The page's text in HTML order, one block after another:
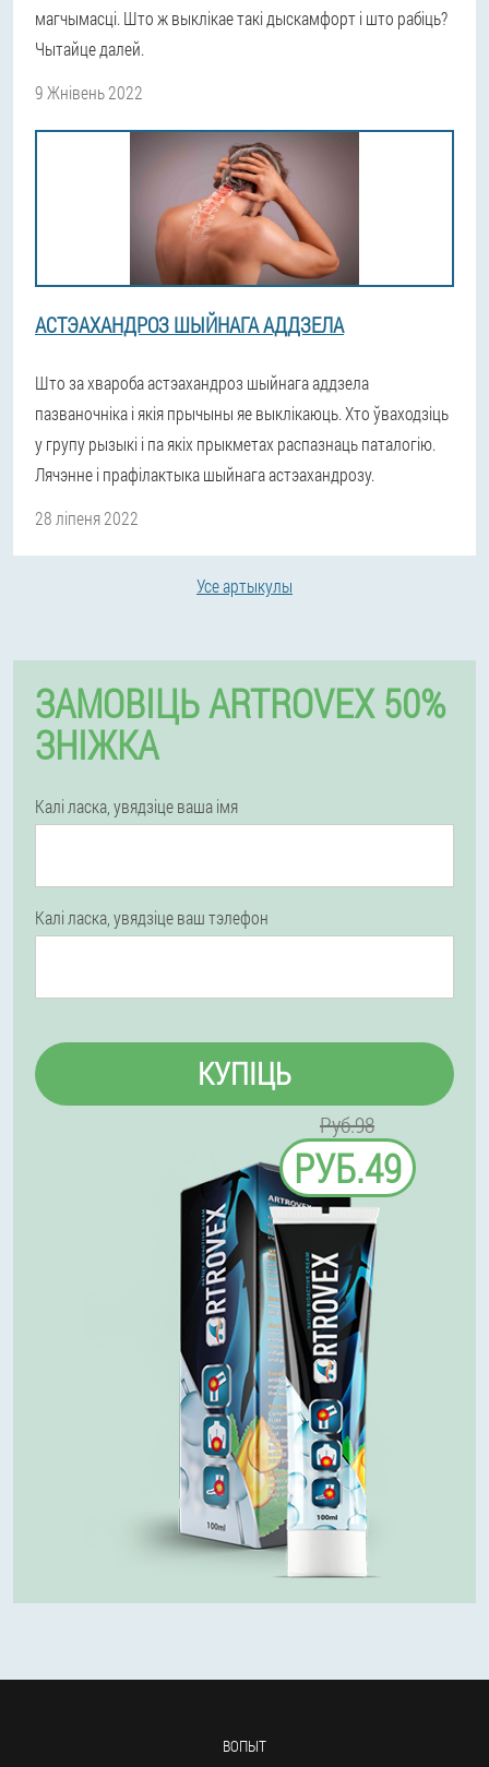
магчымасці. Што ж выклікае такі дыскамфорт і што рабіць?
Чытайце далей.
9 Жнівень 2022
АСТЭАХАНДРОЗ ШЫЙНАГА АДДЗЕЛА
Што за хвароба астэахандроз шыйнага аддзела
пазваночніка і якія прычыны яе выклікаюць. Хто ўваходзіць
у групу рызыкі і па якіх прыкметах распазнаць паталогію.
Лячэнне і прафілактыка шыйнага астэахандрозу.
28 ліпеня 2022
Усе артыкулы
ЗАМОВІЦЬ ARTROVEX 50%
ЗНІЖКА
Калі ласка, увядзіце ваша імя
Калі ласка, увядзіце ваш тэлефон
КУПІЦЬ
Руб.98
РУБ.49
ВОПЫТ